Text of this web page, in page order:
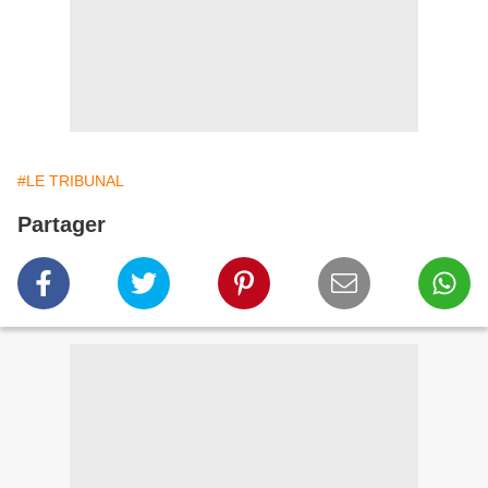
#LE TRIBUNAL
Partager